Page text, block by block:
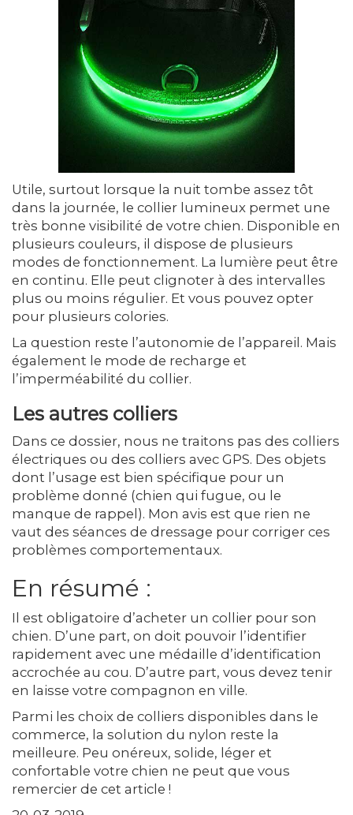
Utile, surtout lorsque la nuit tombe assez tôt
dans la journée, le collier lumineux permet une
très bonne visibilité de votre chien. Disponible en
plusieurs couleurs, il dispose de plusieurs
modes de fonctionnement. La lumière peut être
en continu. Elle peut clignoter à des intervalles
plus ou moins régulier. Et vous pouvez opter
pour plusieurs colories.
La question reste l’autonomie de l’appareil. Mais
également le mode de recharge et
l’imperméabilité du collier.
Les autres colliers
Dans ce dossier, nous ne traitons pas des colliers
électriques ou des colliers avec GPS. Des objets
dont l’usage est bien spécifique pour un
problème donné (chien qui fugue, ou le
manque de rappel). Mon avis est que rien ne
vaut des séances de dressage pour corriger ces
problèmes comportementaux.
En résumé :
Il est obligatoire d’acheter un collier pour son
chien. D’une part, on doit pouvoir l’identifier
rapidement avec une médaille d’identification
accrochée au cou. D’autre part, vous devez tenir
en laisse votre compagnon en ville.
Parmi les choix de colliers disponibles dans le
commerce, la solution du nylon reste la
meilleure. Peu onéreux, solide, léger et
confortable votre chien ne peut que vous
remercier de cet article !